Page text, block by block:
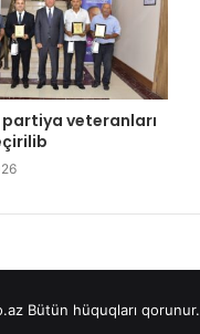
veteranları
Bütün hüquqları qorunur.